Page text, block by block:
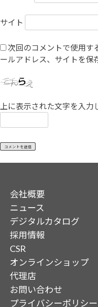
サイト
次回のコメントで使用す
ールアドレス、サイトを保
上に表示された文字を入力
会社概要
ニュース
デジタルカタログ
採用情報
CSR
オンラインショップ
代理店
お問い合わせ
プライバシーポリシー